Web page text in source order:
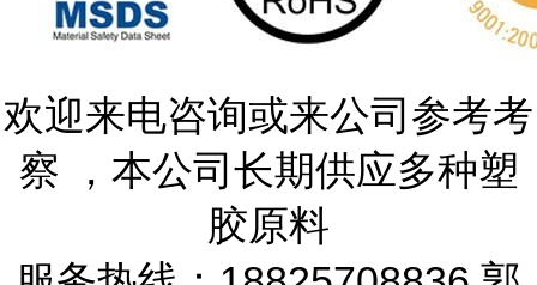
欢迎来电咨询或来公司参考考
察 ，本公司长期供应多种塑
胶原料